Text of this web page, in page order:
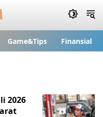
Game&Tips Finansial
2026